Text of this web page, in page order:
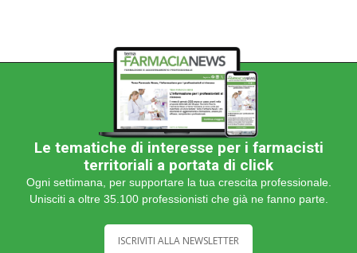
Le tematiche di interesse per i farmacisti
territoriali a portata di click
Ogni settimana, per supportare la tua crescita professionale.
Unisciti a oltre 35.100 professionisti che già ne fanno parte.
ISCRIVITI ALLA NEWSLETTER